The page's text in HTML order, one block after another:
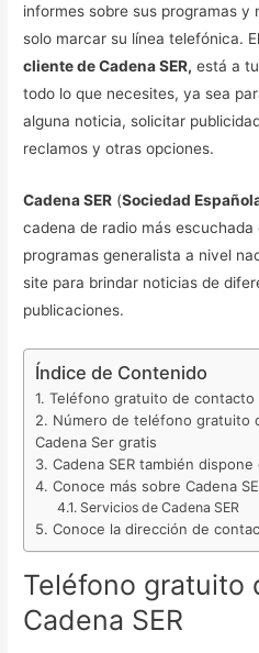
informes sobre sus programas y
solo marcar su línea telefónica.
cliente de Cadena SER, está a
todo lo que necesites, ya sea
alguna noticia, solicitar
reclamos y otras opciones.
Cadena SER (Sociedad
cadena de radio más
programas generalista a nivel
site para brindar noticias de
publicaciones.
Índice de Contenido
Teléfono gratuito de contacto
Número de teléfono gratuito
Cadena Ser gratis
Cadena SER también
Conoce más sobre Cadena
Servicios de Cadena SER
Conoce la dirección de
Teléfono gratuito
Cadena SER